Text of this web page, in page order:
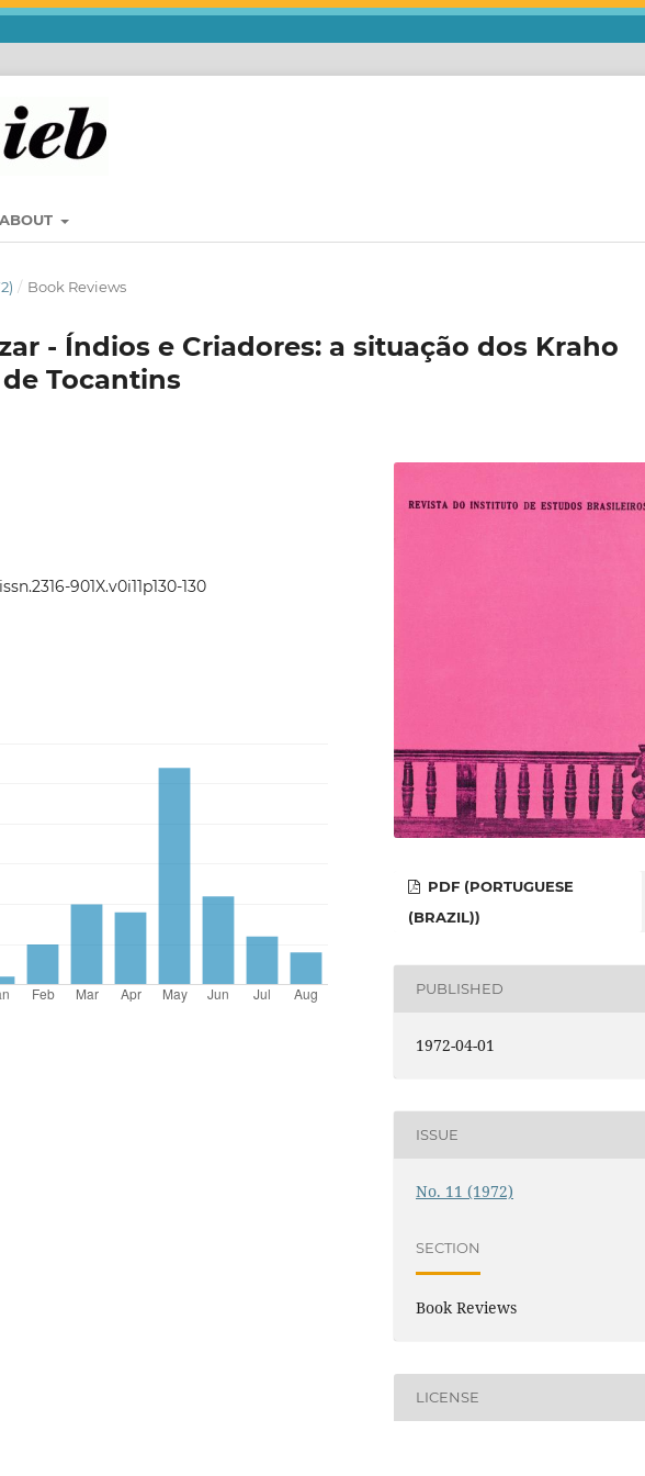
ABOUT
/ Book Reviews
- Índios e Criadores: a situação dos Kraho
Tocantins
901X.v0i11p130-130
PDF (PORTUGUESE
(BRAZIL))
PUBLISHED
1972-04-01
ISSUE
No. 11 (1972)
SECTION
Book Reviews
LICENSE